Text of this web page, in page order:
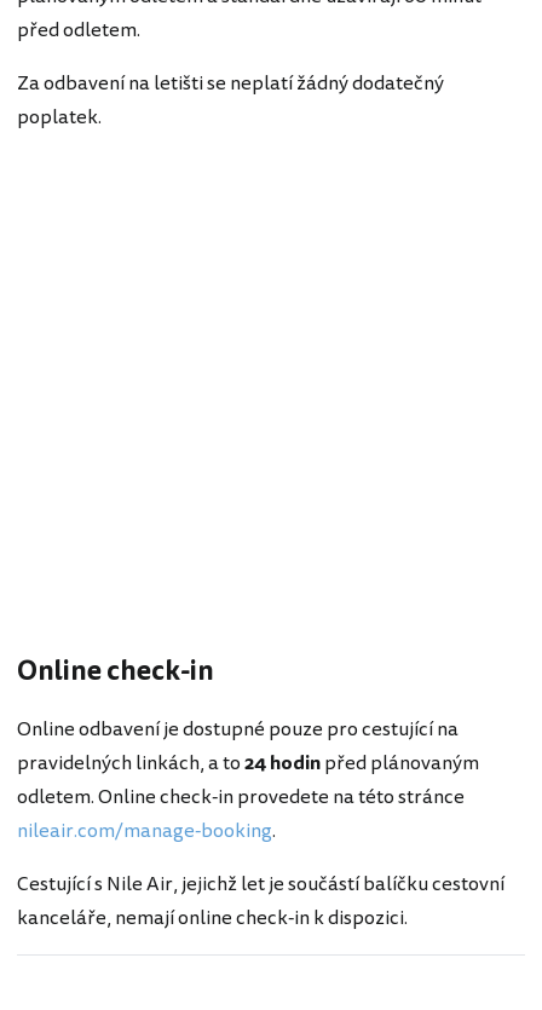
před odletem.
Za odbavení na letišti se neplatí žádný dodatečný
poplatek.
Online check-in
Online odbavení je dostupné pouze pro cestující na
pravidelných linkách, a to24 hodinpřed plánovaným
odletem. Online check-in provedete na této stránce
nileair.com/manage-booking.
Cestující s Nile Air, jejichž let je součástí balíčku cestovní
kanceláře, nemají online check-in k dispozici.